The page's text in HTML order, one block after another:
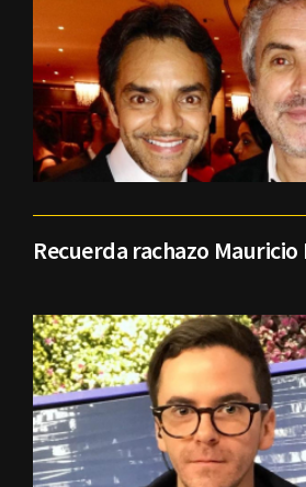
Recuerda rachazo Mauricio